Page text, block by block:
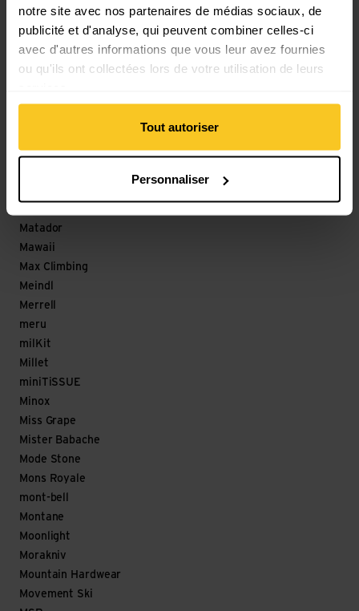
notre site avec nos partenaires de médias sociaux, de
publicité et d'analyse, qui peuvent combiner celles-ci
avec d'autres informations que vous leur avez fournies
ou qu'ils ont collectées lors de votre utilisation de leurs
Tout autoriser
Personnaliser
Lyofood
Löffler
M
Mammut
Matador
Mawaii
Max Climbing
Meindl
Merrell
meru
milKit
Millet
miniTiSSUE
Minox
Miss Grape
Mister Babache
Mode Stone
Mons Royale
mont-bell
Montane
Moonlight
Morakniv
Mountain Hardwear
Movement Ski